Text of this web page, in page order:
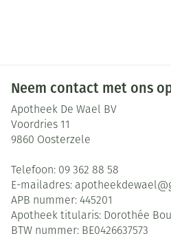
Neem contact met ons
Apotheek De Wael BV
Voordries 11
9860 Oosterzele
Telefoon: 09 362 88 58
E-mailadres: apotheekdewael@
APB nummer: 445201
Apotheek titularis: Dorothée
BTW nummer: BE0426637573